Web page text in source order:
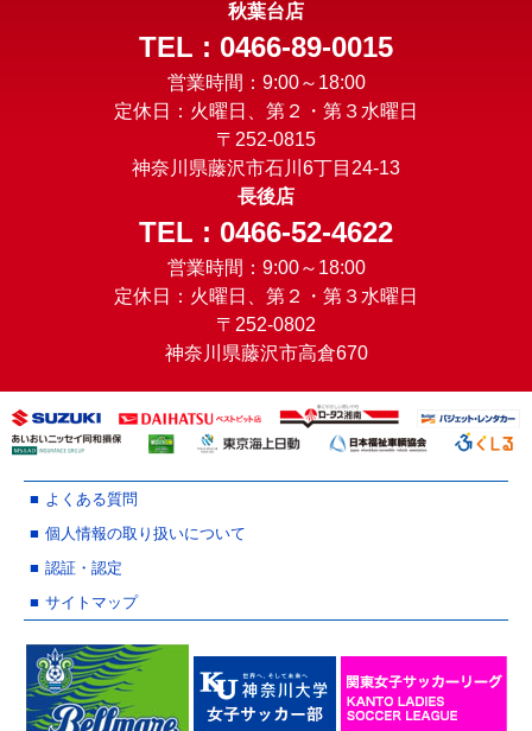
秋葉台店
TEL : 0466-89-0015
営業時間：9:00～18:00
定休日：火曜日、第２・第３水曜日
〒252-0815
神奈川県藤沢市石川6丁目24-13
長後店
TEL : 0466-52-4622
営業時間：9:00～18:00
定休日：火曜日、第２・第３水曜日
〒252-0802
神奈川県藤沢市高倉670
よくある質問
個人情報の取り扱いについて
認証・認定
サイトマップ